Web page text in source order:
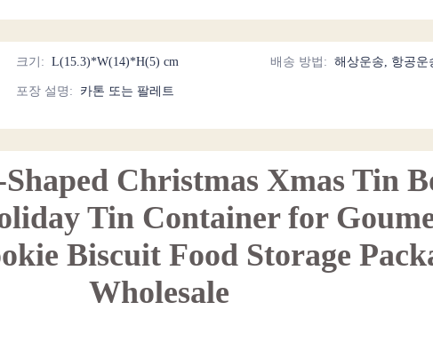
크기 : L(15.3)*W(14)*H(5) cm 배송 방법 : 해상운송, 항공운
포장 설명 : 카톤 또는 팔레트
Christmas Xmas Tin
Tin Container for
Biscuit Food Storage
Wholesale